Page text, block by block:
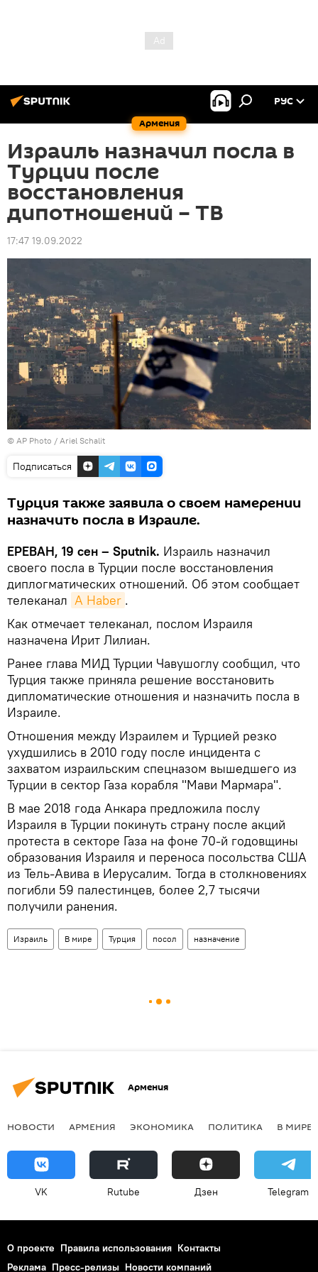
Армения
РУС
Израиль назначил посла в
Турции после
восстановления
дипотношений – ТВ
17:47 19.09.2022
© AP Photo / Ariel Schalit
Подписаться
Турция также заявила о своем намерении
назначить посла в Израиле.
ЕРЕВАН, 19 сен – Sputnik. Израиль назначил
своего посла в Турции после восстановления
диплогматических отношений. Об этом сообщает
телеканал A Haber .
Как отмечает телеканал, послом Израиля
назначена Ирит Лилиан.
Ранее глава МИД Турции Чавушоглу сообщил, что
Турция также приняла решение восстановить
дипломатические отношения и назначить посла в
Израиле.
Отношения между Израилем и Турцией резко
ухудшились в 2010 году после инцидента с
захватом израильским спецназом вышедшего из
Турции в сектор Газа корабля "Мави Мармара".
В мае 2018 года Анкара предложила послу
Израиля в Турции покинуть страну после акций
протеста в секторе Газа на фоне 70-й годовщины
образования Израиля и переноса посольства США
из Тель-Авива в Иерусалим. Тогда в столкновениях
погибли 59 палестинцев, более 2,7 тысячи
получили ранения.
Израиль В мире Турция посол назначение
Армения
НОВОСТИ АРМЕНИЯ ЭКОНОМИКА ПОЛИТИКА В МИРЕ
VK Rutube Дзен Telegram
О проекте Правила использования Контакты
Реклама Пресс-релизы Новости компаний